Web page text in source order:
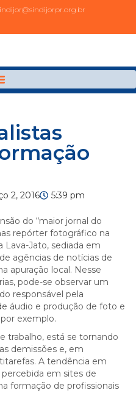
2, 2016 5:39 pm
do “maior jornal do
repórter fotográfico na
Lava-Jato, sediada em
agências de notícias de
apuração local. Nesse
pode-se observar um
responsável pela
áudio e produção de foto e
exemplo.
trabalho, está se tornando
demissões e, em
A tendência em
percebida em sites de
formação de profissionais